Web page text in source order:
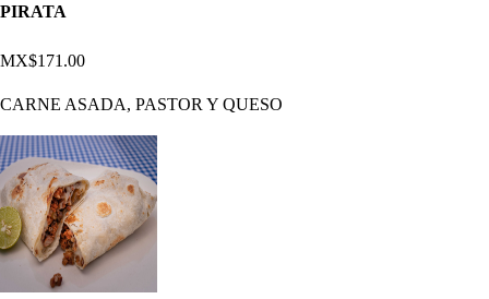
PIRATA
MX$171.00
CARNE ASADA, PASTOR Y QUESO